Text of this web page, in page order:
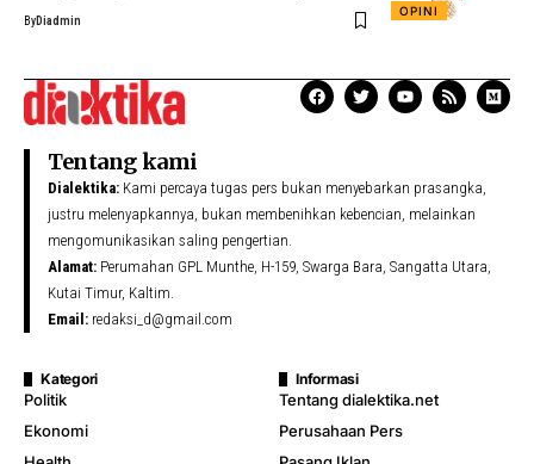
OPINI
ByDiadmin
Tentang kami
Dialektika: Kami percaya tugas pers bukan menyebarkan prasangka,
justru melenyapkannya, bukan membenihkan kebencian, melainkan
mengomunikasikan saling pengertian.
Alamat: Perumahan GPL Munthe, H-159, Swarga Bara, Sangatta Utara,
Kutai Timur, Kaltim.
Email: redaksi_d@gmail.com
Kategori
Politik
Ekonomi
Informasi
Tentang dialektika.net
Perusahaan Pers